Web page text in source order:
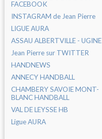
FACEBOOK
INSTAGRAM de Jean Pierre
LIGUE AURA
ASSAU ALBERTVILLE - UGINE
Jean Pierre sur TWITTER
HANDNEWS
ANNECY HANDBALL
CHAMBERY SAVOIE MONT-
BLANC HANDBALL
VAL DE LEYSSE HB
Ligue AURA